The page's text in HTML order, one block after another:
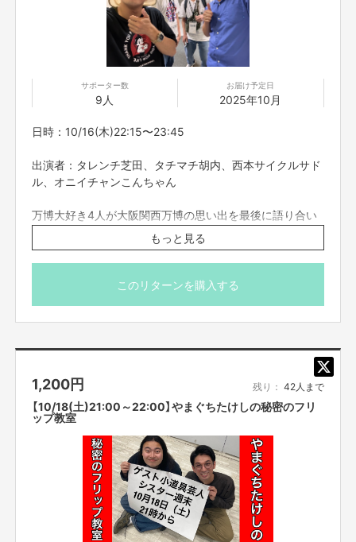
サポーター数
9人
お届け予定日
2025年10月
日時：10/16(木)22:15〜23:45
出演者：タレンチ芝田、タチマチ胡内、西本サイクルサド
ル、オニイチャンこんちゃん
万博大好き4人が大阪関西万博の思い出を最後に語り合い
ます。
大阪関西万博は永遠なり。
いつまでもこの思い出を胸に。
ありがとう大阪関西万博。
※出演者は変更になる場合がありますので予めご了承くだ
※プロジェクト本文の末尾に記載されている【ご支援にあた
ってのご注意事項】を必ずご一読ください。
もっと見る
このリターンを購入する
1,200円 残り： 42人まで
【10/18(土)21:00～22:00】やまぐちたけしの秘密のフリ
ップ教室